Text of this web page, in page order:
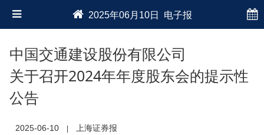
2025年06月10日 电子报
中国交通建设股份有限公司
关于召开2024年年度股东会的提示性
公告
2025-06-10 上海证券报